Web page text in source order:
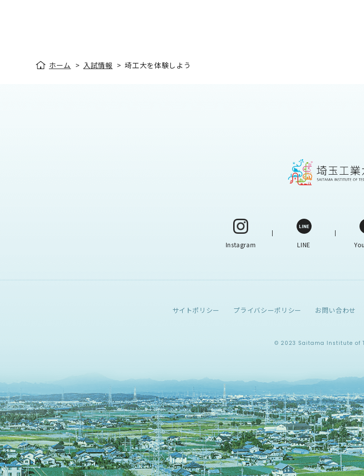
ホーム > 入試情報 >埼工大を体験しよう
Instagram LINE
サイトポリシー プライバシーポリシー お問い合わせ
© 2023 Saitama Institute of